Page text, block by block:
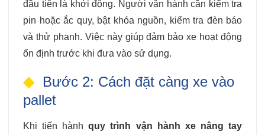
đầu tiên là khởi động. Người vận hành cần kiểm tra
pin hoặc ắc quy, bật khóa nguồn, kiểm tra đèn báo
và thử phanh. Việc này giúp đảm bảo xe hoạt động
ổn định trước khi đưa vào sử dụng.
Bước 2: Cách đặt càng xe vào
pallet
Khi tiến hànhquy trình vận hành xe nâng tay